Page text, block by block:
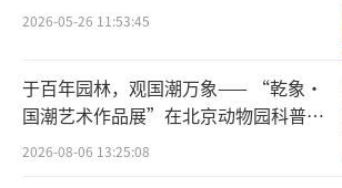
2026-05-26 11:53:45
于百年园林，观国潮万象—— “乾象·
国潮艺术作品展”在北京动物园科普馆
机动展厅开展
2026-08-06 13:25:08